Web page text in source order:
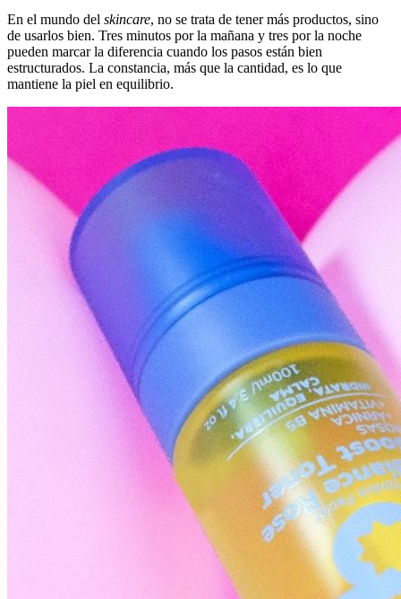
En el mundo del skincare, no se trata de tener más productos, sino
de usarlos bien. Tres minutos por la mañana y tres por la noche
pueden marcar la diferencia cuando los pasos están bien
estructurados. La constancia, más que la cantidad, es lo que
mantiene la piel en equilibrio.